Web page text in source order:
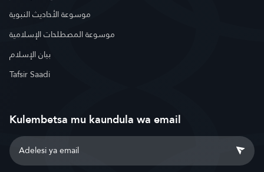
موسوعة الأحاديث النبوية
موسوعة المصطلحات الإسلامية
بيان الإسلام
Tafsir Saadi
Kulembetsa mu kaundula wa email